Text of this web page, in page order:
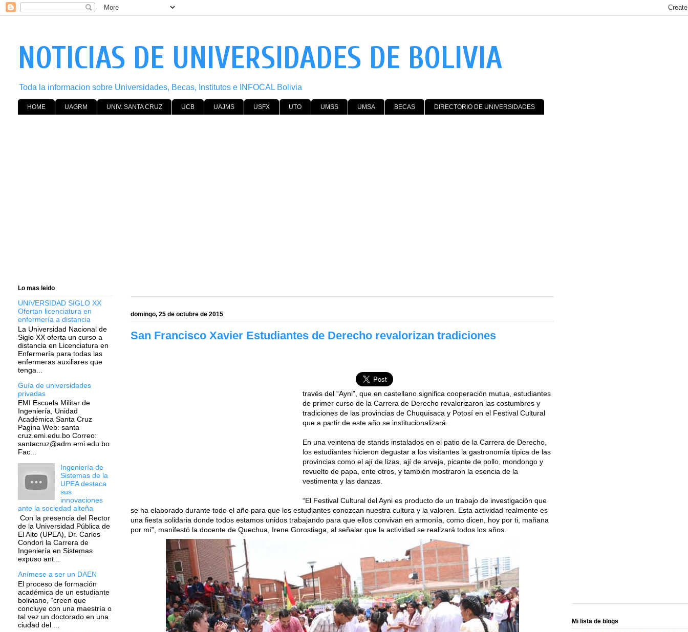
NOTICIAS DE UNIVERSIDADES DE BOLIVIA
Toda la informacion sobre Universidades, Becas, Institutos e INFOCAL Bolivia
HOME UAGRM UNIV. SANTA CRUZ UCB UAJMS USFX UTO UMSS UMSA BECAS DIRECTORIO DE UNIVERSIDADES
domingo, 25 de octubre de 2015
San Francisco Xavier Estudiantes de Derecho revalorizan tradiciones
través del “Ayni”, que en castellano significa cooperación mutua, estudiantes
de primer curso de la Carrera de Derecho revalorizaron las costumbres y
tradiciones de las provincias de Chuquisaca y Potosí en el Festival Cultural
que a partir de este año se institucionalizará.
En una veintena de stands instalados en el patio de la Carrera de Derecho,
los estudiantes hicieron degustar a los visitantes la gastronomía típica de las
provincias como el ají de lizas, ají de arveja, picante de pollo, mondongo y
revuelto de papa, ente otros, y también mostraron la esencia de la
vestimenta y las danzas.
“El Festival Cultural del Ayni es producto de un trabajo de investigación que
se ha elaborado durante todo el año para que los estudiantes conozcan nuestra cultura y la valoren. Esta actividad realmente es
una fiesta solidaria donde todos estamos unidos trabajando para que ellos convivan en armonía, como dicen, hoy por ti, mañana
por mí”, manifestó la docente de Quechua, Irene Gorostiaga, al señalar que la actividad se realizará todos los años.
Lo mas leido
UNIVERSIDAD SIGLO XX
Ofertan licenciatura en
enfermería a distancia
La Universidad Nacional de
Siglo XX oferta un curso a
distancia en Licenciatura en
Enfermería para todas las
enfermeras auxiliares que
tenga...
Guía de universidades
privadas
EMI Escuela Militar de
Ingeniería, Unidad
Académica Santa Cruz
Pagina Web: santa
cruz.emi.edu.bo Correo:
santacruz@adm.emi.edu.bo
Fac...
Ingeniería de
Sistemas de la
UPEA destaca
sus
innovaciones
ante la sociedad alteña
Con la presencia del Rector
de la Universidad Pública de
El Alto (UPEA), Dr. Carlos
Condori la Carrera de
Ingeniería en Sistemas
expuso ant...
Anímese a ser un DAEN
El proceso de formación
académica de un estudiante
boliviano, “creen que
concluye con una maestría o
tal vez un doctorado en una
ciudad del ...
Mi lista de blogs